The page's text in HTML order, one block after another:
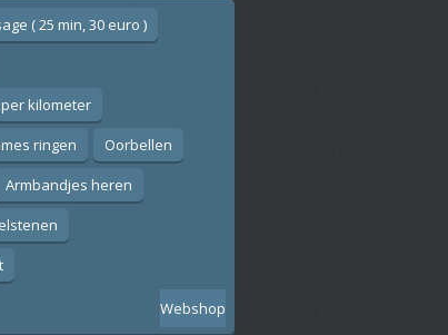
( 25 min, 30 euro )
kilometer
ringen
Oorbellen
Armbandjes heren
Webshop